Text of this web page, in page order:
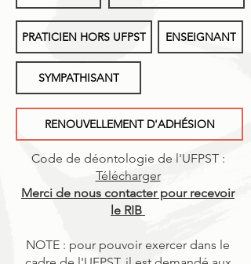
PRATICIEN HORS UFPST ENSEIGNANT
SYMPATHISANT
RENOUVELLEMENT D'ADHÉSION
Code de déontologie de l'UFPST :
Télécharger
Merci de nous contacter pour recevoir
le RIB
NOTE : pour pouvoir exercer dans le